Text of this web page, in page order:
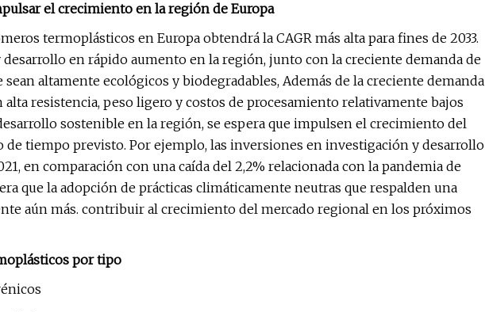
el crecimiento en la región de Europa
termoplásticos en Europa obtendrá la CAGR más alta para fines de 2033.
en rápido aumento en la región, junto con la creciente demanda de
altamente ecológicos y biodegradables, Además de la creciente demanda
resistencia, peso ligero y costos de procesamiento relativamente bajos
sostenible en la región, se espera que impulsen el crecimiento del
tiempo previsto. Por ejemplo, las inversiones en investigación y desarrollo
en comparación con una caída del 2,2% relacionada con la pandemia de
que la adopción de prácticas climáticamente neutras que respalden una
aún más. contribuir al crecimiento del mercado regional en los próximos
por tipo